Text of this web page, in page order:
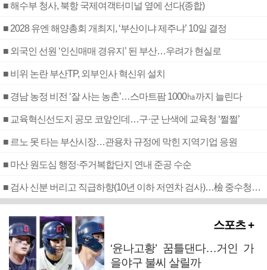
■ 해수부 청사, 북항 국제여객터미널 옆에 선다(종합)
■ 2028 유엔 해양총회 개최지, ‘부산이냐 제주냐’ 10일 결정
■ 외국인 선원 ‘인신매매 경유지’ 된 부산…우려가 현실로
■ 비위 논란 부산TP, 외부인사 혁신위 설치
■ 경남 농정 비전 ‘잘 사는 농촌’…스마트팜 1000㏊까지 늘린다
■ 교육혁신선도지 공모 코앞인데…구·군 난색에 교육청 ‘쩔쩔’
■ 르노 못 타는 부산시장…관용차 규정에 막힌 지역기업 응원
■ 마산 원도심 행정·주거복합단지 연내 준공 수순
■ 검사 신분 버리고 직급하향(10년 이하 저연차 검사)…檢 중수청행 기피
스포츠 +
‘윤나고황’ 꿈틀댄다…거인 가
을야구 불씨 살릴까